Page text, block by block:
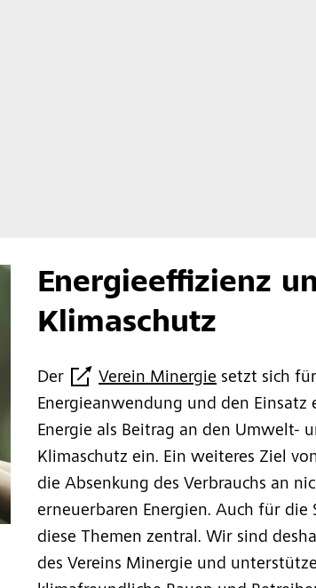
Energieeffizienz
Klimaschutz
Der Verein Minergie setzt sich
Energieanwendung und den Einsatz
Energie als Beitrag an den Umwelt-
Klimaschutz ein. Ein weiteres Ziel
die Absenkung des Verbrauchs an
erneuerbaren Energien. Auch für die
diese Themen zentral. Wir sind
des Vereins Minergie und